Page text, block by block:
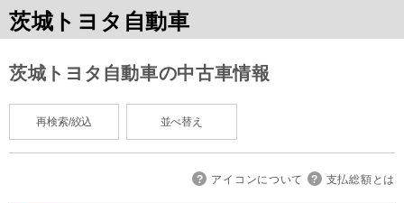
茨城トヨタ自動車
茨城トヨタ自動車の中古車情報
再検索/絞込 並べ替え
アイコンについて 支払総額とは